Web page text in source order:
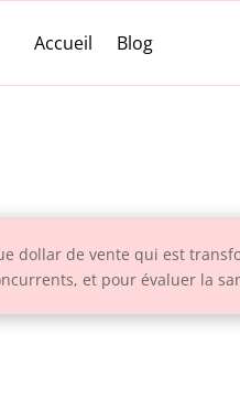
Accueil Blog
dollar de vente qui est
et pour évaluer la